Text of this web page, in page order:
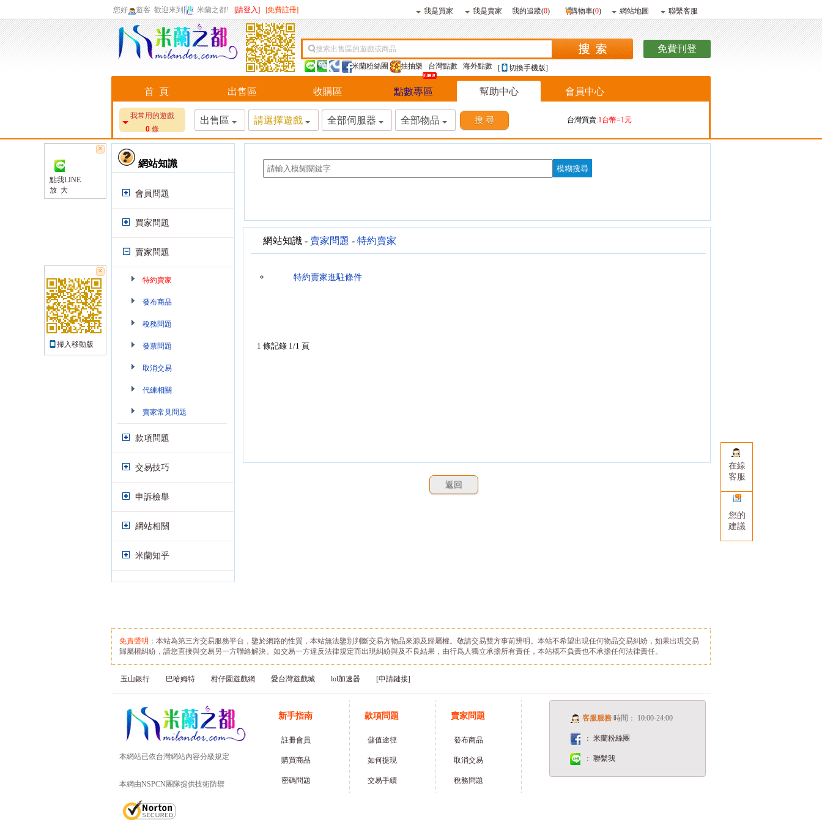
您好 遊客 歡迎來到 米蘭之都! [請登入] [免費註冊] 我是買家 我是賣家 我的追蹤(0) 購物車(0) 網站地圖 聯繫客服
搜索出售區的遊戲或商品
米蘭粉絲團
抽抽樂 台灣點數 海外點數 [ 切換手機版]
免費刊登
首 頁 出售區 收購區 點數專區 幫助中心 會員中心
我常用的遊戲
0 條
出售區 請選擇遊戲 全部伺服器 全部物品 台灣買賣:1台幣=1元
香港購買:1港幣=4.09元
×
掃入移動版
×
點我LINE
放 大
網站知識
會員問題
買家問題
賣家問題
特約賣家
發布商品
稅務問題
發票問題
取消交易
代練相關
賣家常見問題
款項問題
交易技巧
申訴檢舉
網站相關
米蘭知乎
網站知識 - 賣家問題 - 特約賣家
特約賣家進駐條件
1 條記錄 1/1 頁
在線
客服
您的
建議
免責聲明 ：本站為第三方交易服務平台，鑒於網路的性質，本站無法鑒別判斷交易方物品來源及歸屬權。敬請交易雙方事前辨明。本站不希望出現任何物品交易糾紛，如果出現交易
歸屬權糾紛，請您直接與交易另一方聯絡解決。如交易一方違反法律規定而出現糾紛與及不良結果，由行爲人獨立承擔所有責任，本站概不負責也不承擔任何法律責任。
玉山銀行 巴哈姆特 柑仔園遊戲網 愛台灣遊戲城 lol加速器 [申請鏈接]
本網站已依台灣網站內容分級規定
本網由NSPCN團隊提供技術防禦
新手指南
註冊會員
購買商品
密碼問題
款項問題
儲值途徑
如何提現
交易手續
賣家問題
發布商品
取消交易
稅務問題
客服服務時間： 10:00-24:00
： 米蘭粉絲團
： 聯繫我